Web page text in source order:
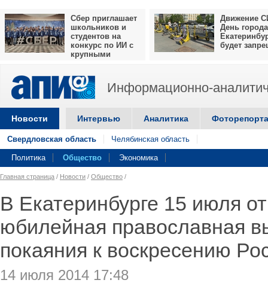
Сбер приглашает
школьников и
студентов на
конкурс по ИИ с
крупными
Движение
День города
будет
Информационно-
Новости Интервью Аналитика
Свердловская область Челябинская область
Политика Общество Экономика
Главная страница / Новости / Общество /
В Екатеринбурге 15 июля
юбилейная православная
покаяния к воскресению
14 июля 2014 17:48